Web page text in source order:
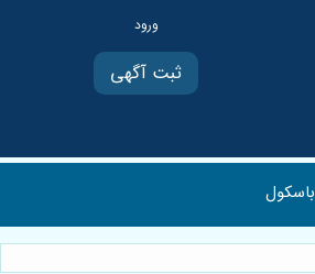
ثبت آگهی
باسکول